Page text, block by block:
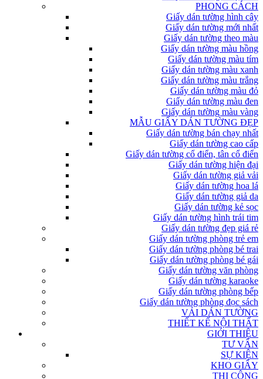
PHONG CÁCH
Giấy dán tường hình cây
Giấy dán tường mới nhất
Giấy dán tường theo màu
Giấy dán tường màu hồng
Giấy dán tường màu tím
Giấy dán tường màu xanh
Giấy dán tường màu trắng
Giấy dán tường màu đỏ
Giấy dán tường màu đen
Giấy dán tường màu vàng
MẪU GIẤY DÁN TƯỜNG ĐẸP
Giấy dán tường bán chạy nhất
Giấy dán tường cao cấp
Giấy dán tường cổ điển, tân cổ điển
Giấy dán tường hiện đại
Giấy dán tường giả vải
Giấy dán tường hoa lá
Giấy dán tường giả da
Giấy dán tường kẻ sọc
Giấy dán tường hình trái tim
Giấy dán tường đẹp giá rẻ
Giấy dán tường phòng trẻ em
Giấy dán tường phòng bé trai
Giấy dán tường phòng bé gái
Giấy dán tường văn phòng
Giấy dán tường karaoke
Giấy dán tường phòng bếp
Giấy dán tường phòng đọc sách
VẢI DÁN TƯỜNG
THIẾT KẾ NỘI THẤT
GIỚI THIỆU
TƯ VẤN
SỰ KIỆN
KHO GIẤY
THI CÔNG